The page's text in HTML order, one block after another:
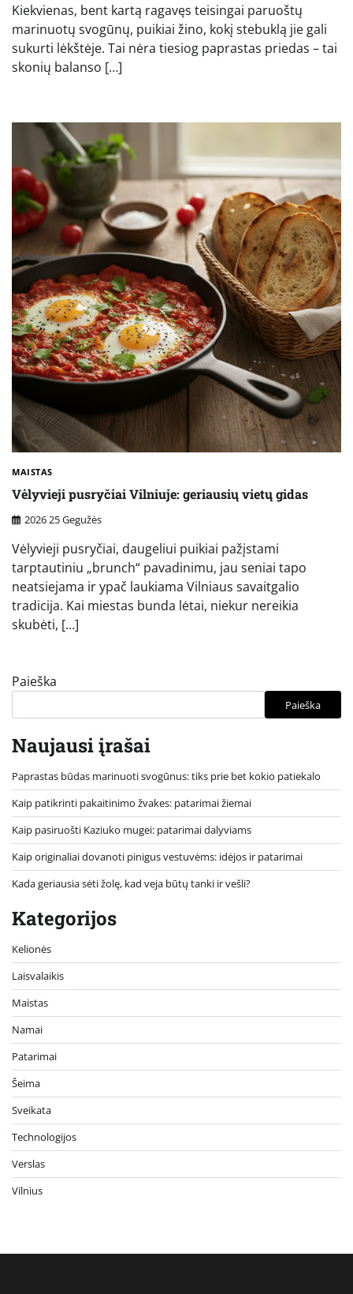
Kiekvienas, bent kartą ragavęs teisingai paruoštų
marinuotų svogūnų, puikiai žino, kokį stebuklą jie gali
sukurti lėkštėje. Tai nėra tiesiog paprastas priedas – tai
skonių balanso […]
MAISTAS
Vėlyvieji pusryčiai Vilniuje: geriausių vietų gidas
2026 25 Gegužės
Vėlyvieji pusryčiai, daugeliui puikiai pažįstami
tarptautiniu „brunch“ pavadinimu, jau seniai tapo
neatsiejama ir ypač laukiama Vilniaus savaitgalio
tradicija. Kai miestas bunda lėtai, niekur nereikia
skubėti, […]
Paieška
Paieška
Naujausi įrašai
Paprastas būdas marinuoti svogūnus: tiks prie bet kokio patiekalo
Kaip patikrinti pakaitinimo žvakes: patarimai žiemai
Kaip pasiruošti Kaziuko mugei: patarimai dalyviams
Kaip originaliai dovanoti pinigus vestuvėms: idėjos ir patarimai
Kada geriausia sėti žolę, kad veja būtų tanki ir vešli?
Kategorijos
Kelionės
Laisvalaikis
Maistas
Namai
Patarimai
Šeima
Sveikata
Technologijos
Verslas
Vilnius